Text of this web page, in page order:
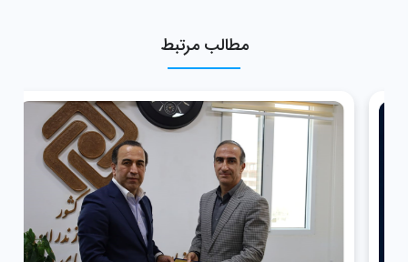
مطالب مرتبط